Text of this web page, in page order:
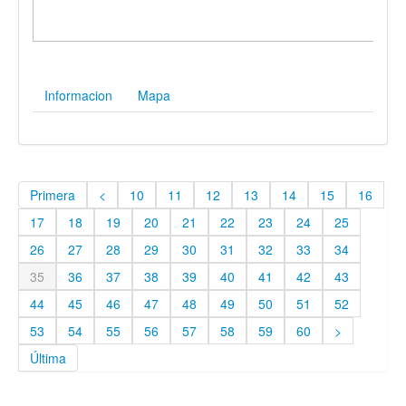
Informacion Mapa
Primera < 10 11 12 13 14 15
16
17
18 19 20 21 22 23 24
25
26
27 28 29 30 31 32 33
34
35
36 37 38 39 40 41 42
43
44
45 46 47 48 49 50 51
52
53
54 55 56 57 58 59 60
>
Última